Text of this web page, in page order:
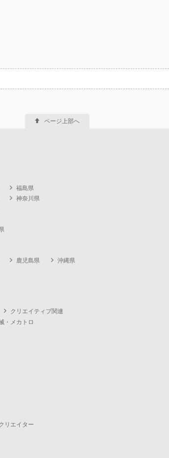
福島県
神奈川県
鹿児島県
沖縄県
クリエイティブ関連
・メカトロ
リエイター
ページ上部へ